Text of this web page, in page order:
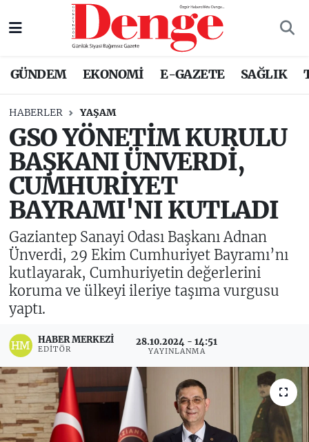
GÜNDEM EKONOMİ E-GAZETE SAĞLIK
HABERLER YAŞAM
GSO YÖNETİM KURULU
BAŞKANI ÜNVERDİ,
CUMHURİYET
BAYRAMI'NI KUTLADI
Gaziantep Sanayi Odası Başkanı Adnan
Ünverdi, 29 Ekim Cumhuriyet Bayramı’nı
kutlayarak, Cumhuriyetin değerlerini
koruma ve ülkeyi ileriye taşıma vurgusu
yaptı.
HABER MERKEZI
EDITÖR
28.10.2024 - 14:51
YAYINLANMA
Nöbetçi Eczaneler
Trafik Durumu
Süper Lig Puan Durumu ve Fikstür
Tüm Manşetler
Son Dakika Haberleri
Haber Arşivi